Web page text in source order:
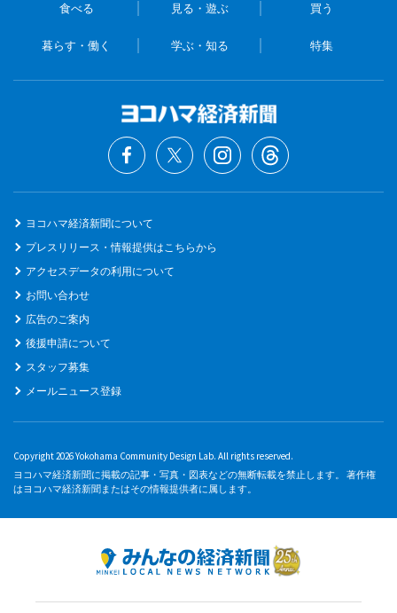
食べる 見る・遊ぶ 買う
暮らす・働く 学ぶ・知る 特集
ヨコハマ経済新聞について
プレスリリース・情報提供はこちらから
アクセスデータの利用について
お問い合わせ
広告のご案内
後援申請について
スタッフ募集
メールニュース登録
Copyright 2026 Yokohama Community Design Lab. All rights reserved.
ヨコハマ経済新聞に掲載の記事・写真・図表などの無断転載を禁止します。 著作権
はヨコハマ経済新聞またはその情報提供者に属します。